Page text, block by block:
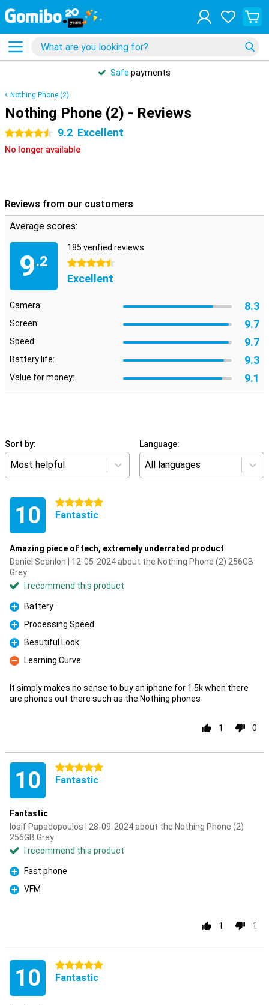
Safe payments
Nothing Phone (2)
Nothing Phone (2) - Reviews
4.5 stars 9.2 Excellent
No longer available
Reviews from our customers
Average scores:
9.2
185 verified reviews
4.5 stars
Excellent
Camera: 8.3
Screen: 9.7
Speed: 9.7
Battery life: 9.3
Value for money: 9.1
Sort by:
Most helpful
Language:
All languages
10 5 stars
Fantastic
Amazing piece of tech, extremely underrated product
Daniel Scanlon | 12-05-2024 about the Nothing Phone (2) 256GB
Grey
I recommend this product
Pro
Battery
Pro
Processing Speed
Pro
Beautiful Look
Con
Learning Curve
It simply makes no sense to buy an iphone for 1.5k when there
are phones out there such as the Nothing phones
1 0
10 5 stars
Fantastic
Fantastic
Iosif Papadopoulos | 28-09-2024 about the Nothing Phone (2)
256GB Grey
I recommend this product
Pro
Fast phone
Pro
VFM
1 1
10 5 stars
Fantastic